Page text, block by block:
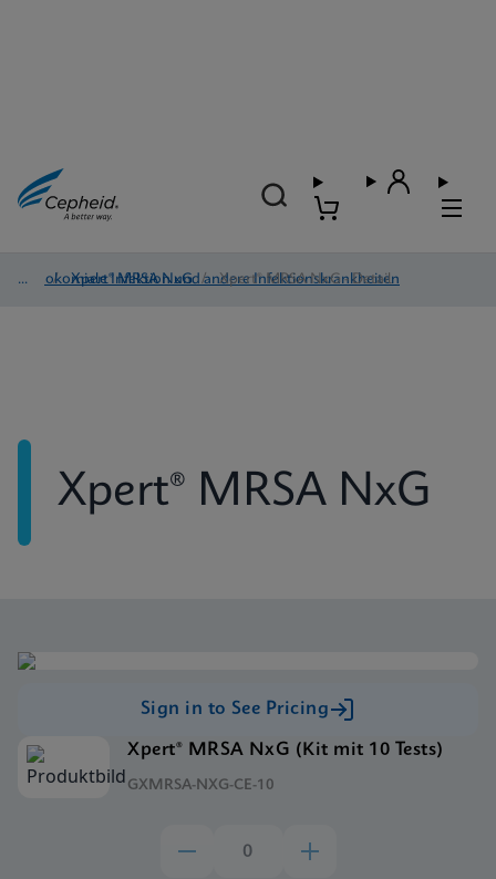
Nosokomiale Infektion und andere Infektionskrankheiten
/ Xpert® MRSA NxG / Xpert® MRSA NxG - Detail
Xpert® MRSA NxG
Sign in to See Pricing
Xpert® MRSA NxG (Kit mit 10 Tests)
GXMRSA-NXG-CE-10